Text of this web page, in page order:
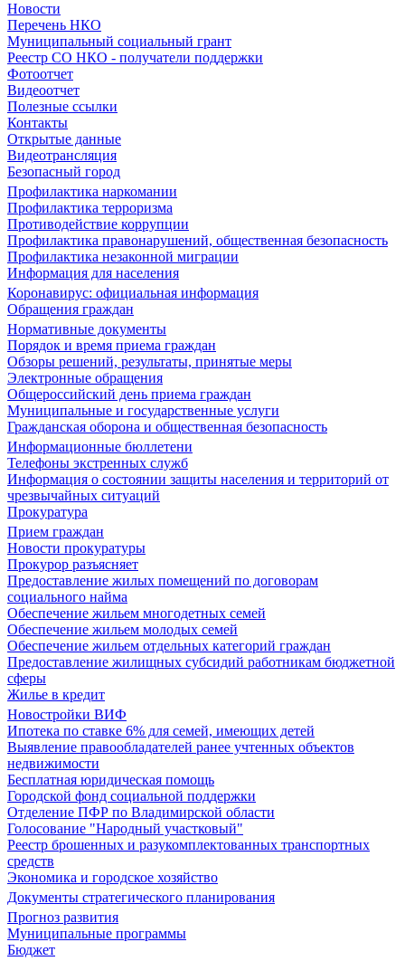
Новости
Перечень НКО
Муниципальный социальный грант
Реестр СО НКО - получатели поддержки
Фотоотчет
Видеоотчет
Полезные ссылки
Контакты
Открытые данные
Видеотрансляция
Безопасный город
Профилактика наркомании
Профилактика терроризма
Противодействие коррупции
Профилактика правонарушений, общественная безопасность
Профилактика незаконной миграции
Информация для населения
Коронавирус: официальная информация
Обращения граждан
Нормативные документы
Порядок и время приема граждан
Обзоры решений, результаты, принятые меры
Электронные обращения
Общероссийский день приема граждан
Муниципальные и государственные услуги
Гражданская оборона и общественная безопасность
Информационные бюллетени
Телефоны экстренных служб
Информация о состоянии защиты населения и территорий от
чрезвычайных ситуаций
Прокуратура
Прием граждан
Новости прокуратуры
Прокурор разъясняет
Предоставление жилых помещений по договорам
социального найма
Обеспечение жильем многодетных семей
Обеспечение жильем молодых семей
Обеспечение жильем отдельных категорий граждан
Предоставление жилищных субсидий работникам бюджетной
сферы
Жилье в кредит
Новостройки ВИФ
Ипотека по ставке 6% для семей, имеющих детей
Выявление правообладателей ранее учтенных объектов
недвижимости
Бесплатная юридическая помощь
Городской фонд социальной поддержки
Отделение ПФР по Владимирской области
Голосование "Народный участковый"
Реестр брошенных и разукомплектованных транспортных
средств
Экономика и городское хозяйство
Документы стратегического планирования
Прогноз развития
Муниципальные программы
Бюджет